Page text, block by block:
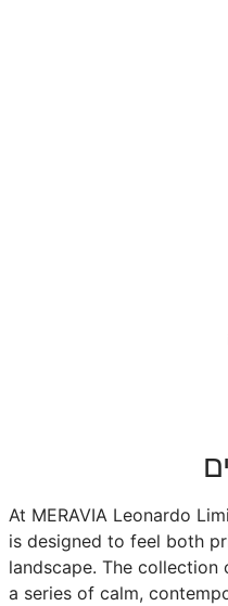
At MERAVIA Leonardo
is designed to feel both
landscape. The
a series of calm,